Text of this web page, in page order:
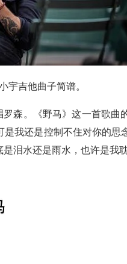
宇吉他曲子简谱。
森。《野马》这一首歌曲
我还是控制不住对你的思
泪水还是雨水，也许是我耽